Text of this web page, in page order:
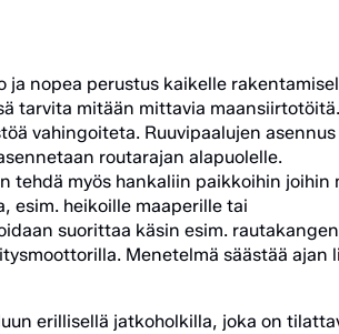
ja nopea perustus kaikelle
tarvita mitään mittavia maansiirtotöitä.
vahingoiteta. Ruuvipaalujen asennus
routarajan alapuolelle.
tehdä myös hankaliin paikkoihin joihin
esim. heikoille maaperille tai
suorittaa käsin esim. rautakangen
Menetelmä säästää ajan
erillisellä jatkoholkilla, joka on